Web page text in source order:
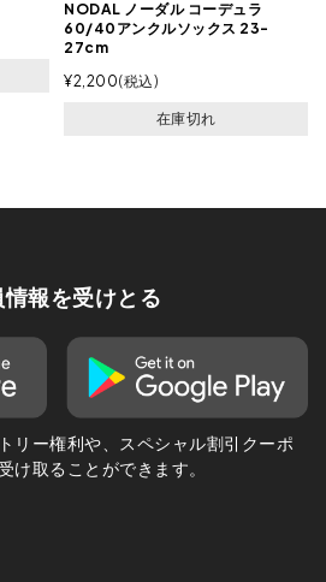
NODAL ノーダル コーデュラ
60/40アンクルソックス 23-
27cm
¥2,200 税込
在庫切れ
報を受けとる
リー権利や、スペシャル割引クーポ
け取ることができます。